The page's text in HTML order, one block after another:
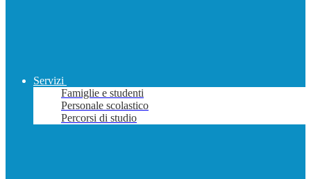
Servizi
Famiglie e studenti
Personale scolastico
Percorsi di studio